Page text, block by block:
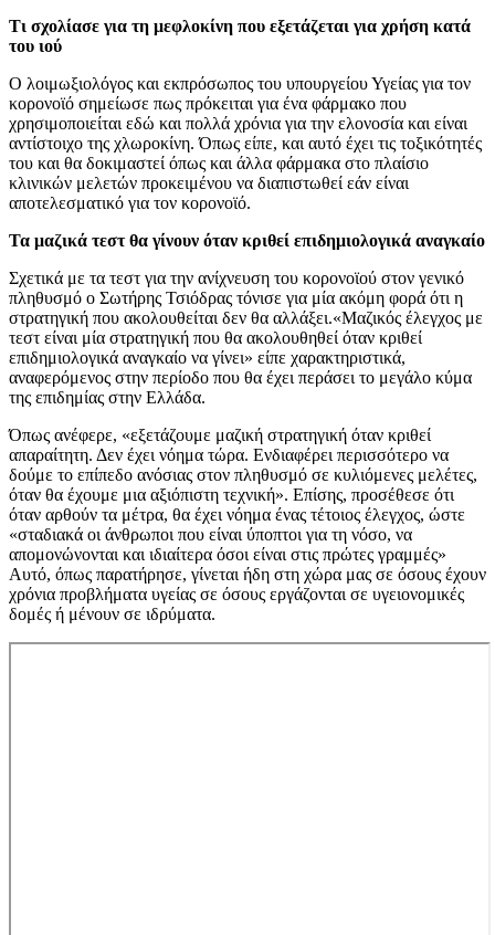
Τι σχολίασε για τη μεφλοκίνη που εξετάζεται για χρήση κατά
του ιού
Ο λοιμωξιολόγος και εκπρόσωπος του υπουργείου Υγείας για τον
κορονοϊό σημείωσε πως πρόκειται για ένα φάρμακο που
χρησιμοποιείται εδώ και πολλά χρόνια για την ελονοσία και είναι
αντίστοιχο της χλωροκίνη. Όπως είπε, και αυτό έχει τις τοξικότητές
του και θα δοκιμαστεί όπως και άλλα φάρμακα στο πλαίσιο
κλινικών μελετών προκειμένου να διαπιστωθεί εάν είναι
αποτελεσματικό για τον κορονοϊό.
Τα μαζικά τεστ θα γίνουν όταν κριθεί επιδημιολογικά αναγκαίο
Σχετικά με τα τεστ για την ανίχνευση του κορονοϊού στον γενικό
πληθυσμό ο Σωτήρης Τσιόδρας τόνισε για μία ακόμη φορά ότι η
στρατηγική που ακολουθείται δεν θα αλλάξει.«Μαζικός έλεγχος με
τεστ είναι μία στρατηγική που θα ακολουθηθεί όταν κριθεί
επιδημιολογικά αναγκαίο να γίνει» είπε χαρακτηριστικά,
αναφερόμενος στην περίοδο που θα έχει περάσει το μεγάλο κύμα
της επιδημίας στην Ελλάδα.
Όπως ανέφερε, «εξετάζουμε μαζική στρατηγική όταν κριθεί
απαραίτητη. Δεν έχει νόημα τώρα. Ενδιαφέρει περισσότερο να
δούμε το επίπεδο ανόσιας στον πληθυσμό σε κυλιόμενες μελέτες,
όταν θα έχουμε μια αξιόπιστη τεχνική». Επίσης, προσέθεσε ότι
όταν αρθούν τα μέτρα, θα έχει νόημα ένας τέτοιος έλεγχος, ώστε
«σταδιακά οι άνθρωποι που είναι ύποπτοι για τη νόσο, να
απομονώνονται και ιδιαίτερα όσοι είναι στις πρώτες γραμμές»
Αυτό, όπως παρατήρησε, γίνεται ήδη στη χώρα μας σε όσους έχουν
χρόνια προβλήματα υγείας σε όσους εργάζονται σε υγειονομικές
δομές ή μένουν σε ιδρύματα.